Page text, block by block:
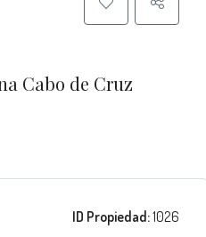
Cabo de Cruz
ID Propiedad:1026